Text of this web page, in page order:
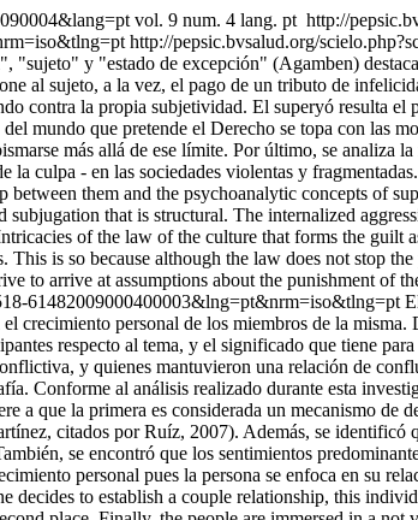
vol. 9 num. 4 lang. pt http://
http://pepsic.bvsalud.org/
y "estado de excepción" (Agamben)
al sujeto, a la vez, el pago de un tributo de
contra la propia subjetividad. El superyó resulta
mundo que pretende el Derecho se topa con las
más allá de ese límite. Por último, se
la culpa - en las sociedades violentas y
them and the psychoanalytic concepts of
subjugation that is structural. The internalized
of the law of the culture that forms the
is so because although the law does not stop
to arrive at assumptions about the punishment of
61482009000400003&lng=pt&nrm=iso&tlng=pt
crecimiento personal de los miembros de la
respecto al tema, y el significado que tiene
y quienes mantuvieron una relación de
Conforme al análisis realizado durante esta
a que la primera es considerada un mecanismo de
citados por Ruíz, 2007). Además, se identificó
se encontró que los sentimientos
personal pues la persona se enfoca en su
decides to establish a couple relationship, this